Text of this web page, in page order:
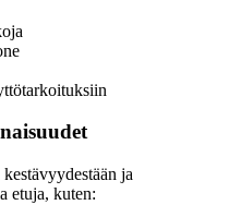
ja
etuja, kuten: